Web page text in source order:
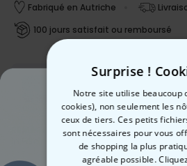
Fabriqué en Autriche
100 jours satisfait ou remboursé
Date de livraison
Ven, 14.08 – Lun, 17.08
Livraison gratuite dès 60 €En savoir
REMARQUE :Nousne pouvons plus
la Fête des Mères.
Surprise !
Notre site utilise beaucoup
cookies), non seulement les
ceux de tiers. Ces petits
sont nécessaires pour vous
de shopping la plus
agréable possible.